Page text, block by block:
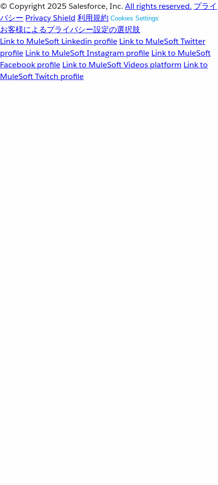
© Copyright 2025 Salesforce, Inc. All rights reserved. プライ
バシー Privacy Shield 利用規約 Cookies Settings
お客様によるプライバシー設定の選択肢
Link to MuleSoft Linkedin profile Link to MuleSoft Twitter
profile Link to MuleSoft Instagram profile Link to MuleSoft
Facebook profile Link to MuleSoft Videos platform Link to
MuleSoft Twitch profile